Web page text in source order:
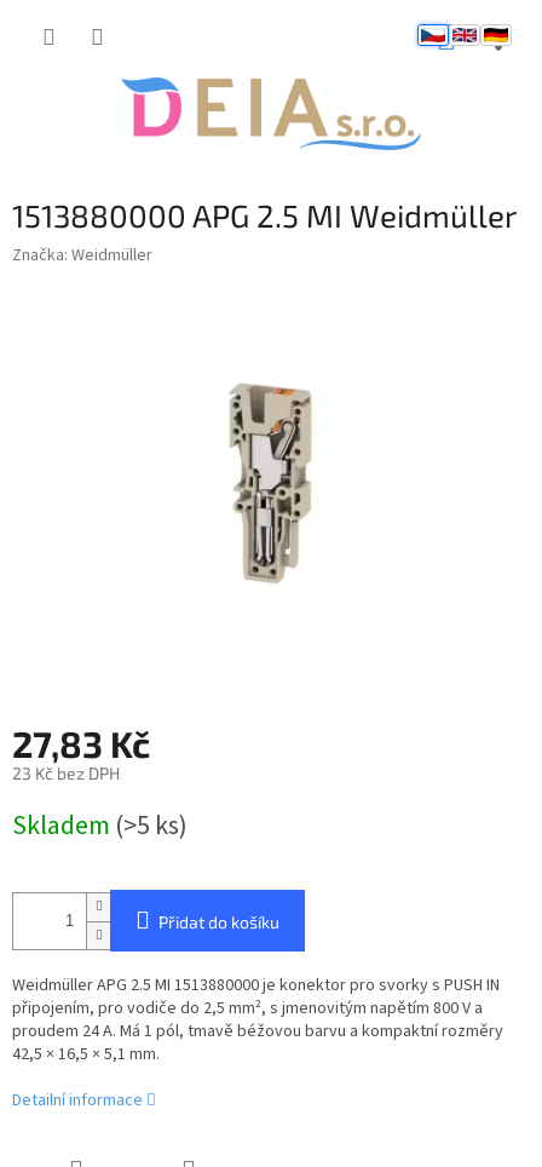
1513880000 APG 2.5 MI Weidmüller
Značka: Weidmüller
27,83 Kč
23 Kč bez DPH
cena:
Skladem (>5 ks)
Přidat do košíku
Weidmüller APG 2.5 MI 1513880000 je konektor pro svorky s PUSH IN
připojením, pro vodiče do 2,5 mm², s jmenovitým napětím 800 V a
proudem 24 A. Má 1 pól, tmavě béžovou barvu a kompaktní rozměry
42,5 × 16,5 × 5,1 mm.
Detailní informace